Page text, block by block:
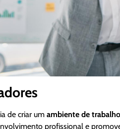
de criar um ambiente de
profissional e